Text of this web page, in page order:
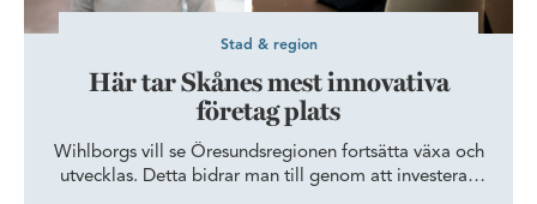
Stad & region
Här tar Skånes mest innovativa
företag plats
Wihlborgs vill se Öresundsregionen fortsätta växa och
utvecklas. Detta bidrar man till genom att investera i